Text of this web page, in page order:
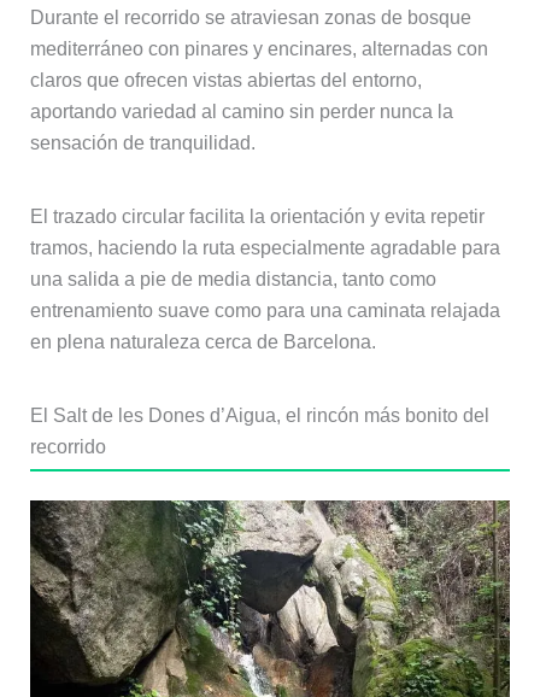
Durante el recorrido se atraviesan zonas de bosque
mediterráneo con pinares y encinares, alternadas con
claros que ofrecen vistas abiertas del entorno,
aportando variedad al camino sin perder nunca la
sensación de tranquilidad.
El trazado circular facilita la orientación y evita repetir
tramos, haciendo la ruta especialmente agradable para
una salida a pie de media distancia, tanto como
entrenamiento suave como para una caminata relajada
en plena naturaleza cerca de Barcelona.
El Salt de les Dones d’Aigua, el rincón más bonito del
recorrido